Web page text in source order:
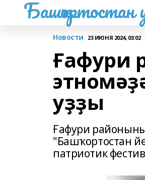
Башҡортостан
Новости 23 ИЮНЯ 2024, 03:02
Ғафури
уҙҙы
Ғафури
"Башҡортостан
патриотик